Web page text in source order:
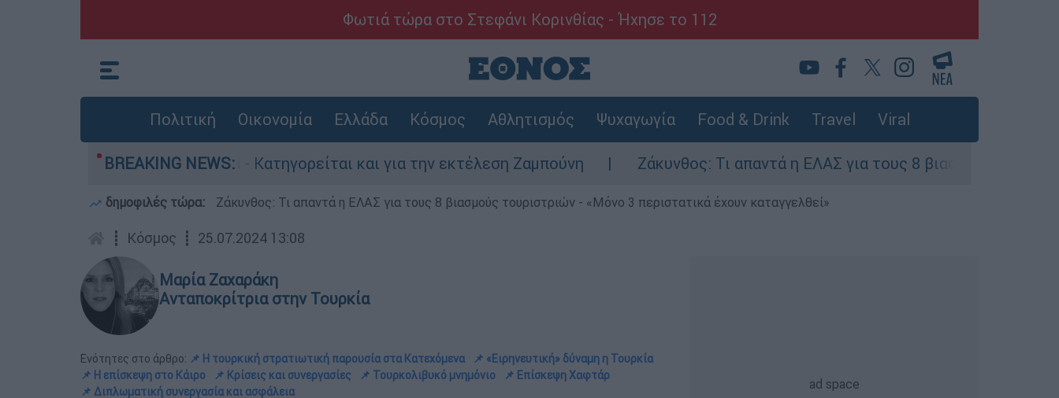
Φωτιά τώρα στο Στεφάνι Κορινθίας - Ήχησε το 112
Πολιτική Οικονομία Ελλάδα Κόσμος Αθλητισμός Ψυχαγωγία Food & Drink Travel Viral
BREAKING NEWS:
στην Ελλάδα - Κατηγορείται και για την εκτέλεση Ζαμπούνη Ζάκυνθος: Τι απαντά η ΕΛΑΣ για τους 8 βιασμούς τουριστριών -
δημοφιλές τώρα: Ζάκυνθος: Τι απαντά η ΕΛΑΣ για τους 8 βιασμούς τουριστριών - «Μόνο 3 περιστατικά έχουν καταγγελθεί»
┋ Κόσμος ┋ 25.07.2024 13:08
Μαρία Ζαχαράκη
Ανταποκρίτρια στην Τουρκία
Ενότητες στο άρθρο: 📌 Η τουρκική στρατιωτική παρουσία στα Κατεχόμενα
📌 «Ειρηνευτική» δύναμη η Τουρκία
📌 Η επίσκεψη στο Κάιρο
📌 Κρίσεις και συνεργασίες 📌 Τουρκολιβυκό μνημόνιο
📌 Επίσκεψη Χαφτάρ
📌 Διπλωματική συνεργασία και ασφάλεια